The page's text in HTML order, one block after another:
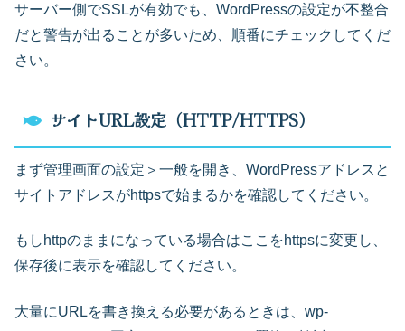
サーバー側でSSLが有効でも、WordPressの設定が不整合
だと警告が出ることが多いため、順番にチェックしてくだ
さい。
サイトURL設定（HTTP/HTTPS）
まず管理画面の設定＞一般を開き、WordPressアドレスと
サイトアドレスがhttpsで始まるかを確認してください。
もしhttpのままになっている場合はここをhttpsに変更し、
保存後に表示を確認してください。
大量にURLを書き換える必要があるときは、wp-